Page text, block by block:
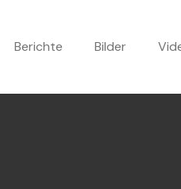
Berichte Bilder